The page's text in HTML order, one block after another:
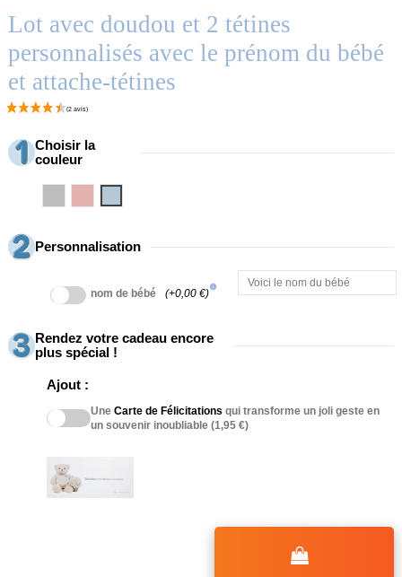
Lot avec doudou et 2 tétines
personnalisés avec le prénom du bébé
et attache-tétines
Choisir la
couleur
Personnalisation
nom de bébé (+0,00 €)
info
Rendez votre cadeau encore
plus spécial !
Ajout :
Une Carte de Félicitations qui transforme un joli geste en
un souvenir inoubliable (1,95 €)